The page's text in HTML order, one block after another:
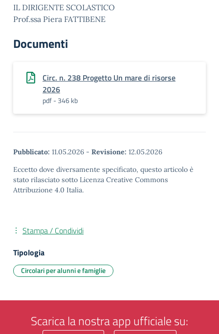
IL DIRIGENTE SCOLASTICO
Prof.ssa Piera FATTIBENE
Documenti
Circ. n. 238 Progetto Un mare di risorse
2026
pdf - 346 kb
Pubblicato: 11.05.2026 - Revisione: 12.05.2026
Eccetto dove diversamente specificato, questo articolo è
stato rilasciato sotto Licenza Creative Commons
Attribuzione 4.0 Italia.
Stampa / Condividi
Tipologia
Circolari per alunni e famiglie
Scarica la nostra app ufficiale su: